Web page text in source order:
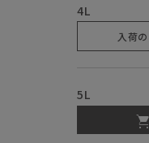
4L
入荷
5L